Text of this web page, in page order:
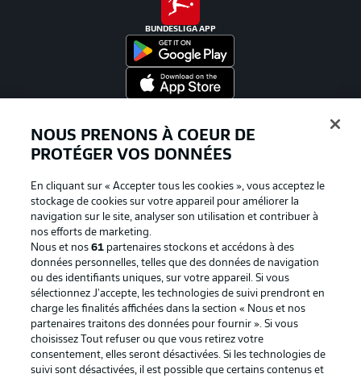
BUNDESLIGA APP
La publicité Conditions d’utilisation des
Mentions Légales Gérer mes préférences
NOUS PRENONS À COEUR DE
PROTÉGER VOS DONNÉES
En cliquant sur « Accepter tous les cookies », vous acceptez le
stockage de cookies sur votre appareil pour améliorer la
navigation sur le site, analyser son utilisation et contribuer à
nos efforts de marketing.
Nous et nos61 partenaires stockons et accédons à des
données personnelles, telles que des données de navigation
ou des identifiants uniques, sur votre appareil. Si vous
sélectionnez J'accepte, les technologies de suivi prendront en
charge les finalités affichées dans la section « Nous et nos
partenaires traitons des données pour fournir ». Si vous
choisissez Tout refuser ou que vous retirez votre
consentement, elles seront désactivées. Si les technologies de
suivi sont désactivées, il est possible que certains contenus et